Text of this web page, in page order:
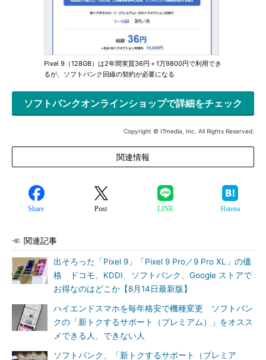
Pixel 9（128GB）は2年間実質36円＋1万9800円で利用でき
るが、ソフトバンク回線の契約が必要になる
ソフトバンクオンラインショップで詳細をチェック
Copyright © ITmedia, Inc. All Rights Reserved.
関連情報
Share Post LINE Hatena
関連記事
出そろった「Pixel 9」「Pixel 9 Pro／9 Pro XL」の価
格 ドコモ、KDDI、ソフトバンク、Google ストアで
お得なのはどこか【8月14日最新版】
ハイエンドスマホを毎年格安で機種変更 ソフトバン
クの「新トクするサポート（プレミアム）」をオスス
メできる人、できない人
ソフトバンク、「新トクするサポート（プレミア